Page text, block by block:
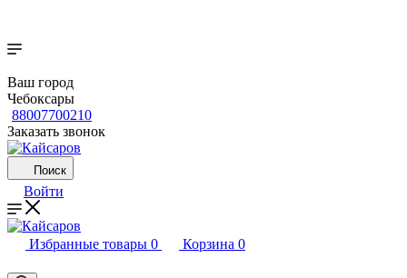
Ваш город
Чебоксары
88007700210
Заказать звонок
Поиск
Войти
Избранные товары 0 Корзина 0